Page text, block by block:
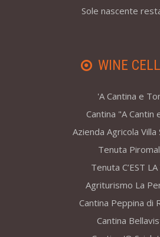
Sole nascente
WINE
'A Cantina e
Cantina "A Cantin
Azienda Agricola Villa
Tenuta
Tenuta C’EST LA
Agriturismo La
Cantina Peppina di
Cantina